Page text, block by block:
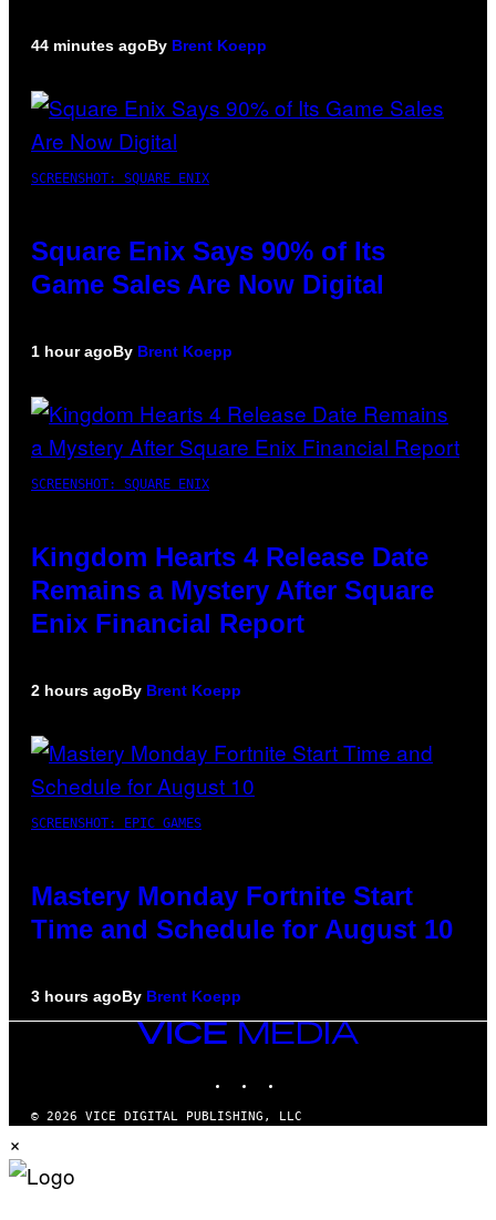
44 minutes agoBy Brent Koepp
SCREENSHOT: SQUARE ENIX
Square Enix Says 90% of Its
Game Sales Are Now Digital
1 hour agoBy Brent Koepp
SCREENSHOT: SQUARE ENIX
Kingdom Hearts 4 Release Date
Remains a Mystery After Square
Enix Financial Report
2 hours agoBy Brent Koepp
SCREENSHOT: EPIC GAMES
Mastery Monday Fortnite Start
Time and Schedule for August 10
3 hours agoBy Brent Koepp
VICE
MEDIA
© 2026 VICE DIGITAL PUBLISHING, LLC
×